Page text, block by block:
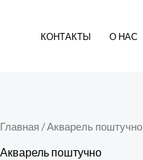
КОНТАКТЫ О НАС
Главная /Акварель поштучно
Акварель поштучно